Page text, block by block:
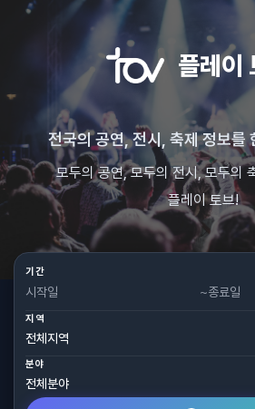
플레이
전국의 공연, 전시, 축제 정보를
모두의 공연, 모두의 전시, 모두의
플레이 토브!
기간
~
지역
분야